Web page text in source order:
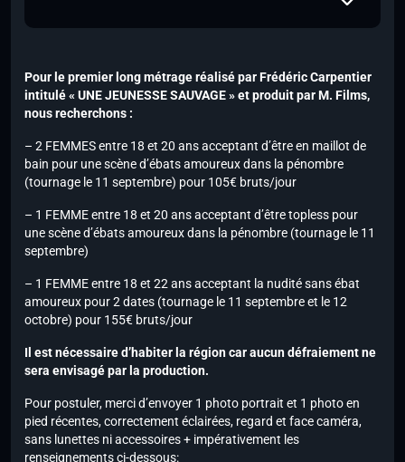
Pour le premier long métrage réalisé par Frédéric Carpentier
intitulé « UNE JEUNESSE SAUVAGE » et produit par M. Films,
nous recherchons :
– 2 FEMMES entre 18 et 20 ans acceptant d’être en maillot de
bain pour une scène d’ébats amoureux dans la pénombre
(tournage le 11 septembre) pour 105€ bruts/jour
– 1 FEMME entre 18 et 20 ans acceptant d’être topless pour
une scène d’ébats amoureux dans la pénombre (tournage le 11
septembre)
– 1 FEMME entre 18 et 22 ans acceptant la nudité sans ébat
amoureux pour 2 dates (tournage le 11 septembre et le 12
octobre) pour 155€ bruts/jour
Il est nécessaire d’habiter la région car aucun défraiement ne
sera envisagé par la production.
Pour postuler, merci d’envoyer 1 photo portrait et 1 photo en
pied récentes, correctement éclairées, regard et face caméra,
sans lunettes ni accessoires + impérativement les
renseignements ci-dessous: